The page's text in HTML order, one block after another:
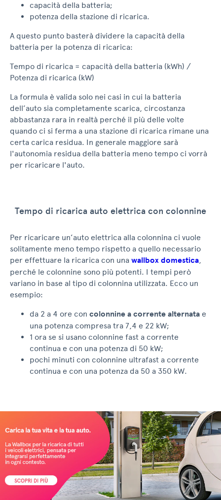
capacità della batteria;
potenza della stazione di ricarica.
A questo punto basterà dividere la capacità della
batteria per la potenza di ricarica:
Tempo di ricarica = capacità della batteria (kWh) /
Potenza di ricarica (kW)
La formula è valida solo nei casi in cui la batteria
dell’auto sia completamente scarica, circostanza
abbastanza rara in realtà perché il più delle volte
quando ci si ferma a una stazione di ricarica rimane una
certa carica residua. In generale maggiore sarà
l'autonomia residua della batteria meno tempo ci vorrà
per ricaricare l'auto.
Tempo di ricarica auto elettrica con colonnine
Per ricaricare un’auto elettrica alla colonnina ci vuole
solitamente meno tempo rispetto a quello necessario
per effettuare la ricarica con una wallbox domestica,
perché le colonnine sono più potenti. I tempi però
variano in base al tipo di colonnina utilizzata. Ecco un
esempio:
da 2 a 4 ore con colonnine a corrente alternata e
una potenza compresa tra 7,4 e 22 kW;
1 ora se si usano colonnine fast a corrente
continua e con una potenza di 50 kW;
pochi minuti con colonnine ultrafast a corrente
continua e con una potenza da 50 a 350 kW.